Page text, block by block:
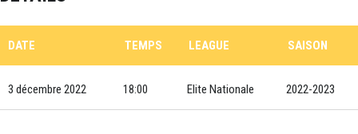
DATE TEMPS LEAGUE SAISON
3 décembre 2022 18:00 Elite Nationale 2022-2023